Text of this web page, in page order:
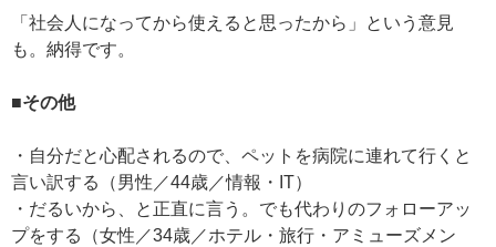
「社会人になってから使えると思ったから」という意見
も。納得です。
■その他
・自分だと心配されるので、ペットを病院に連れて行くと
言い訳する（男性／44歳／情報・IT）
・だるいから、と正直に言う。でも代わりのフォローアッ
プをする（女性／34歳／ホテル・旅行・アミューズメン